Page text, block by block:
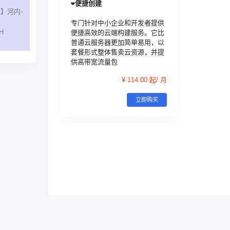
】河内-
H
❤️便捷创建
专门针对中小企业和开发者提供
便捷高效的云端构建服务。它比
普通云服务器更加简单易用，以
套餐形式整体售卖云资源，并提
供高带宽流量包
¥ 114.00 起/ 月
立即购买